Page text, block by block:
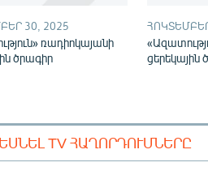
30, 2025
ռադիոկայանի
ծրագիր
ցերեկային
TV ՀԱՂՈՐԴՈՒՄՆԵՐԸ